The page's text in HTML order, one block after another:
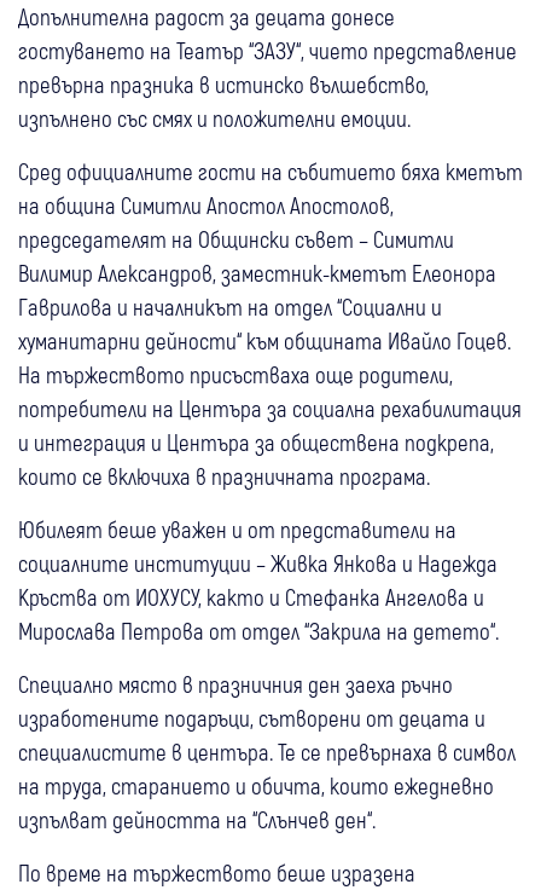
Допълнителна радост за децата донесе
гостуването на Театър “ЗАЗУ“, чието представление
превърна празника в истинско вълшебство,
изпълнено със смях и положителни емоции.
Сред официалните гости на събитието бяха кметът
на община Симитли Апостол Апостолов,
председателят на Общински съвет – Симитли
Вилимир Александров, заместник-кметът Елеонора
Гаврилова и началникът на отдел “Социални и
хуманитарни дейности“ към общината Ивайло Гоцев.
На тържеството присъстваха още родители,
потребители на Центъра за социална рехабилитация
и интеграция и Центъра за обществена подкрепа,
които се включиха в празничната програма.
Юбилеят беше уважен и от представители на
социалните институции – Живка Янкова и Надежда
Кръства от ИОХУСУ, както и Стефанка Ангелова и
Мирослава Петрова от отдел “Закрила на детето“.
Специално място в празничния ден заеха ръчно
изработените подаръци, сътворени от децата и
специалистите в центъра. Те се превърнаха в символ
на труда, старанието и обичта, които ежедневно
изпълват дейността на “Слънчев ден“.
По време на тържеството беше изразена